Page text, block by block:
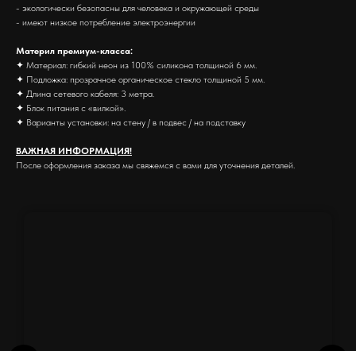
- экологически безопасны для человека и окружающей среды
- имеют низкое потребление электроэнергии
Материл премиум-класса:
✦ Материал: гибкий неон из 100% силикона толщиной 6 мм.
✦ Подложка: прозрачное органическое стекло толщиной 5 мм.
✦ Длина сетевого кабеля: 3 метра.
✦ Блок питания с «вилкой».
✦ Варианты установки: на стену / в подвес / на подставку
ВАЖНАЯ ИНФОРМАЦИЯ!
После оформления заказа мы свяжемся с вами для уточнения деталей.